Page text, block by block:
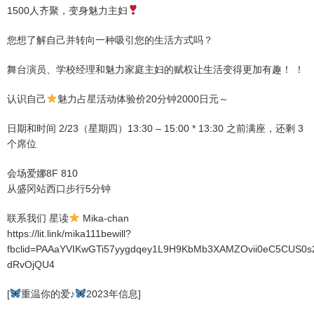
1500人齐聚，变身魅力主妇
您想了解自己并转向一种吸引您的生活方式吗？
舞台演员、学校经理和魅力家庭主妇的赋权让生活变得更加有趣！ ！
认识自己 魅力占星活动体验价20分钟2000日元～
日期和时间 2/23（星期四）13:30 – 15:00 * 13:30 之前满座，还剩 3
个席位
会场爱娜8F 810
从盛冈站西口步行5分钟
联系我们 星读
Mika-chan
https://lit.link/mika111bewill?
dRvOjQU4
[ 重温你的爱♪ 2023年信息]